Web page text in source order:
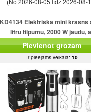
(No 2026-08-05 līdz 2026-08-
KD4134 Elektriskā mini krāsns
litru tilpumu, 2000 W jaudu,
dažādām funkcijām un
Pievienot grozam
Ir pieejams veikalā: 10